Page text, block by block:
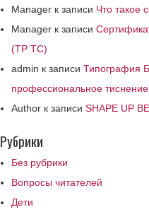
Manager к записи Что такое
Manager к записи
(ТР ТС)
admin к записи Типография
профессиональное
Author к записи SHAPE UP
Рубрики
Без рубрики
Вопросы читателей
Дети